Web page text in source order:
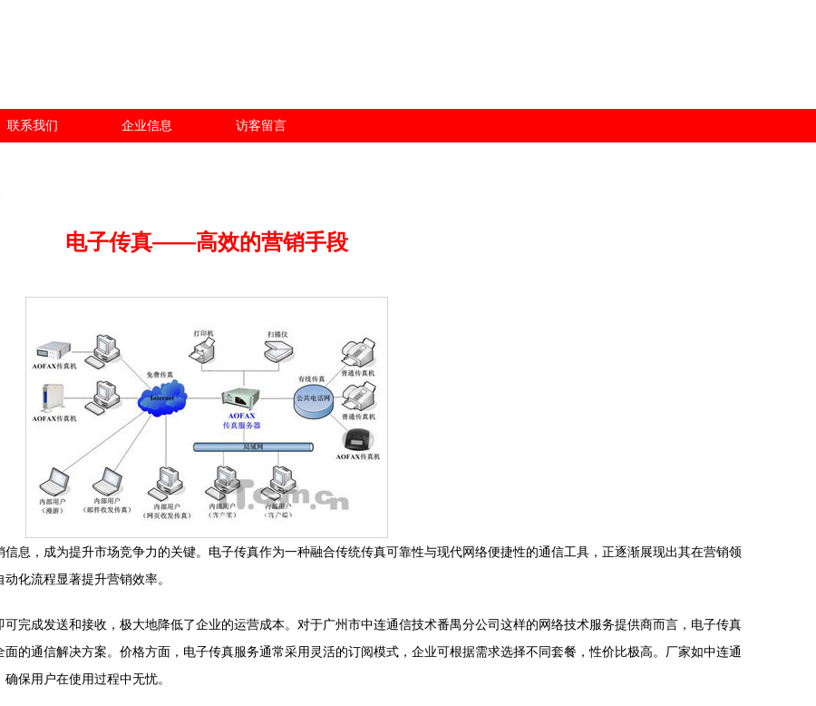
联系我们 企业信息 访客留言
电子传真——高效的营销手段
息，成为提升市场竞争力的关键。电子传真作为一种融合传统传真可靠性与现代网络便捷性的通信工具，正逐渐展现出其在营销领
化流程显著提升营销效率。
完成发送和接收，极大地降低了企业的运营成本。对于广州市中连通信技术番禺分公司这样的网络技术服务提供商而言，电子传真
的通信解决方案。价格方面，电子传真服务通常采用灵活的订阅模式，企业可根据需求选择不同套餐，性价比极高。厂家如中连通
保用户在使用过程中无忧。